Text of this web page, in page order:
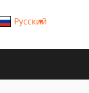
Русский